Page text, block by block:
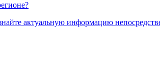
актуальную информацию